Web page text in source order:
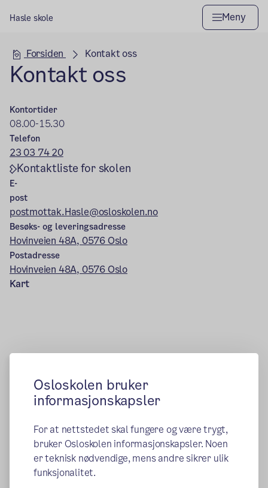
Osloskolen bruker
informasjonskapsler
For at nettstedet skal fungere og være trygt,
bruker Osloskolen informasjonskapsler. Noen
er teknisk nødvendige, mens andre sikrer ulik
funksjonalitet.
Hasle skole Meny
Hovedseksjon
Forsiden Kontakt oss
Kontakt oss
Kontortider
08.00-15.30
Telefon
23 03 74 20
Kontaktliste for skolen
E-
post
postmottak.Hasle@osloskolen.no
Besøks- og leveringsadresse
Hovinveien 48A, 0576 Oslo
Postadresse
Hovinveien 48A, 0576 Oslo
Kart